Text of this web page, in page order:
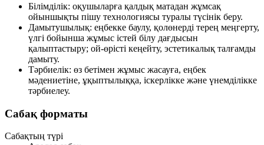
Білімділік: оқушыларға қалдық матадан жұмсақ
ойыншықты пішу технологиясы туралы түсінік беру.
Дамытушылық: еңбекке баулу, қолөнерді терең меңгерту,
үлгі бойынша жұмыс істей білу дағдысын
қалыптастыру; ой-өрісті кеңейту, эстетикалық талғамды
дамыту.
Тәрбиелік: өз бетімен жұмыс жасауға, еңбек
мәдениетіне, ұқыптылыққа, іскерлікке және үнемділікке
тәрбиелеу.
Сабақ форматы
Сабақтың түрі